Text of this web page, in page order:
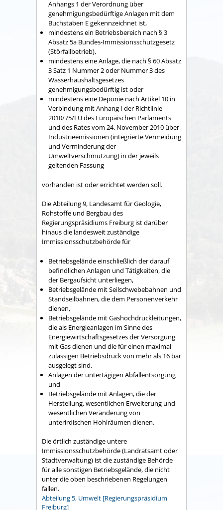
Anhangs 1 der Verordnung über
genehmigungsbedürftige Anlagen mit dem
Buchstaben E gekennzeichnet ist,
mindestens ein Betriebsbereich nach § 3
Absatz 5a Bundes-Immissionsschutzgesetz
(Störfallbetrieb),
mindestens eine Anlage, die nach § 60 Absatz
3 Satz 1 Nummer 2 oder Nummer 3 des
Wasserhaushaltsgesetzes
genehmigungsbedürftig ist oder
mindestens eine Deponie nach Artikel 10 in
Verbindung mit Anhang I der Richtlinie
2010/75/EU des Europäischen Parlaments
und des Rates vom 24. November 2010 über
Industrieemissionen (integrierte Vermeidung
und Verminderung der
Umweltverschmutzung) in der jeweils
geltenden Fassung
vorhanden ist oder errichtet werden soll.
Die Abteilung 9, Landesamt für Geologie,
Rohstoffe und Bergbau des
Regierungspräsidiums Freiburg ist darüber
hinaus die landesweit zuständige
Immissionsschutzbehörde für
Betriebsgelände einschließlich der darauf
befindlichen Anlagen und Tätigkeiten, die
der Bergaufsicht unterliegen,
Betriebsgelände mit Seilschwebebahnen und
Standseilbahnen, die dem Personenverkehr
dienen,
Betriebsgelände mit Gashochdruckleitungen,
die als Energieanlagen im Sinne des
Energiewirtschaftsgesetzes der Versorgung
mit Gas dienen und die für einen maximal
zulässigen Betriebsdruck von mehr als 16 bar
ausgelegt sind,
Anlagen der untertägigen Abfallentsorgung
und
Betriebsgelände mit Anlagen, die der
Herstellung, wesentlichen Erweiterung und
wesentlichen Veränderung von
unterirdischen Hohlräumen dienen.
Die örtlich zuständige untere
Immissionsschutzbehörde (Landratsamt oder
Stadtverwaltung) ist die zuständige Behörde
für alle sonstigen Betriebsgelände, die nicht
unter die oben beschriebenen Regelungen
fallen.
Abteilung 5, Umwelt [Regierungspräsidium
Freiburg]